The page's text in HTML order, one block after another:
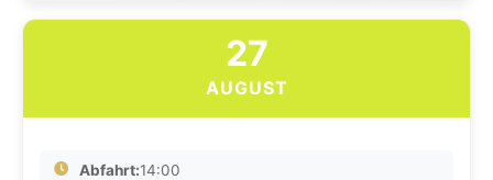
27
AUGUST
Abfahrt:14:00